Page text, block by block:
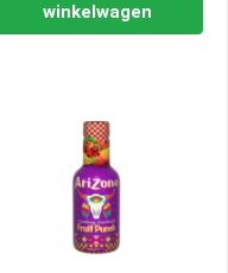
winkelwagen